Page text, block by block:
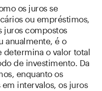
os juros se
ou empréstimos,
juros compostos
anualmente, é o
determina o valor total
de investimento. Da
enquanto os
intervalos, os juros